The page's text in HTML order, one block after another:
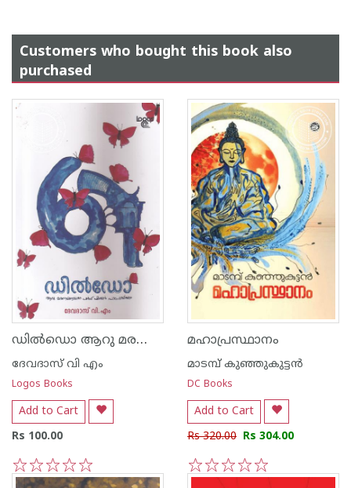
Customers who bought this book also
purchased
ഡില്‍ഡൊ ആറു മരണങ്ങളുടെ പള്‍പ്പ് ഫിക്ഷന്‍ പാഠപുസ്തകം
ദേവദാസ് വി എം
Logos Books
Add to Cart
Rs 100.00
5
4
3
2
1
മഹാപ്രസ്ഥാനം
മാടമ്പ് കുഞ്ഞുകുട്ടന്‍
DC Books
Add to Cart
Rs 320.00 Rs 304.00
5
4
3
2
1